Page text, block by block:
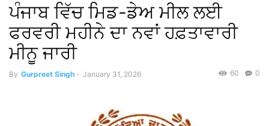
ਪੰਜਾਬ ਵਿੱਚ ਮਿਡ-ਡੇਅ ਮੀਲ ਲਈ
ਫਰਵਰੀ ਮਹੀਨੇ ਦਾ ਨਵਾਂ ਹਫ਼ਤਾਵਾਰੀ
ਮੀਨੂ ਜਾਰੀ
By Gurpreet Singh - January 31, 2026 0
60